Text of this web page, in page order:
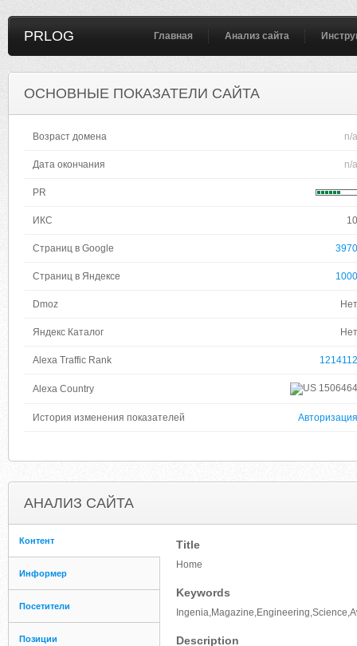
PRLOG Главная Анализ сайта
ОСНОВНЫЕ ПОКАЗАТЕЛИ САЙТА
Возраст домена n/a
Дата окончания n/a
PR
ИКС 10
Страниц в Google 3970
Страниц в Яндексе 1000
Dmoz Нет
Яндекс Каталог Нет
Alexa Traffic Rank 1214112
Alexa Country 1506464
История изменения показателей Авторизация
АНАЛИЗ САЙТА
Контент
Информер
Посетители
Позиции
Title
Home
Keywords
Description